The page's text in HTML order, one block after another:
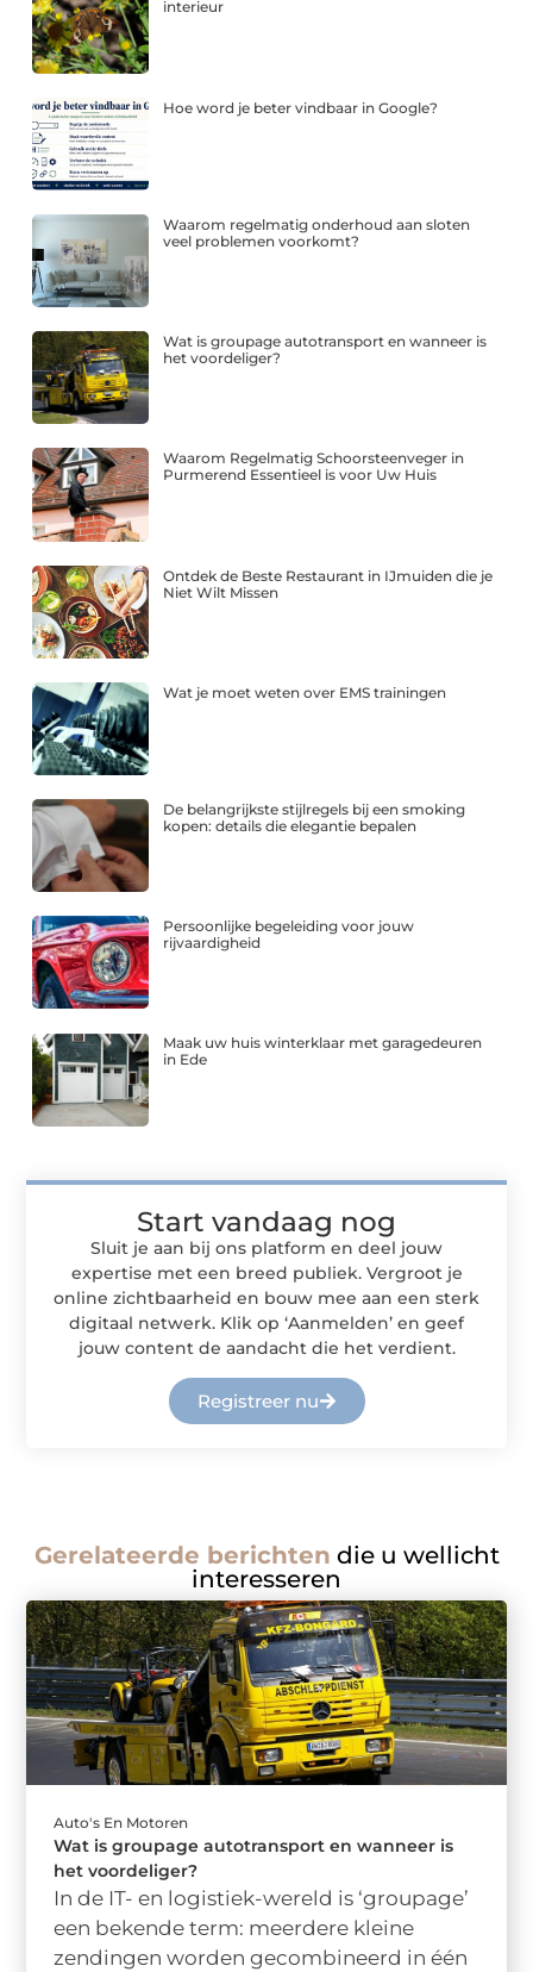
interieur
Hoe word je beter vindbaar in Google?
Waarom regelmatig onderhoud aan sloten
veel problemen voorkomt?
Wat is groupage autotransport en wanneer is
het voordeliger?
Waarom Regelmatig Schoorsteenveger in
Purmerend Essentieel is voor Uw Huis
Ontdek de Beste Restaurant in IJmuiden die je
Niet Wilt Missen
Wat je moet weten over EMS trainingen
De belangrijkste stijlregels bij een smoking
kopen: details die elegantie bepalen
Persoonlijke begeleiding voor jouw
rijvaardigheid
Maak uw huis winterklaar met garagedeuren
in Ede
Start vandaag nog
Sluit je aan bij ons platform en deel jouw
expertise met een breed publiek. Vergroot je
online zichtbaarheid en bouw mee aan een sterk
digitaal netwerk. Klik op ‘Aanmelden’ en geef
jouw content de aandacht die het verdient.
Registreer nu
Gerelateerde berichten die u wellicht
interesseren
Auto's En Motoren
Wat is groupage autotransport en wanneer is
het voordeliger?
In de IT- en logistiek-wereld is ‘groupage’
een bekende term: meerdere kleine
zendingen worden gecombineerd in één